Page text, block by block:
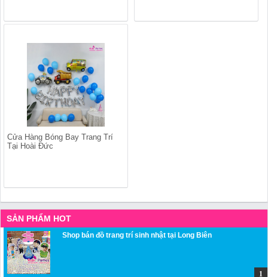
Cửa Hàng Bóng Bay Trang Trí
Tại Hoài Đức
SẢN PHẨM HOT
Shop bán đồ trang trí sinh nhật tại Long Biên